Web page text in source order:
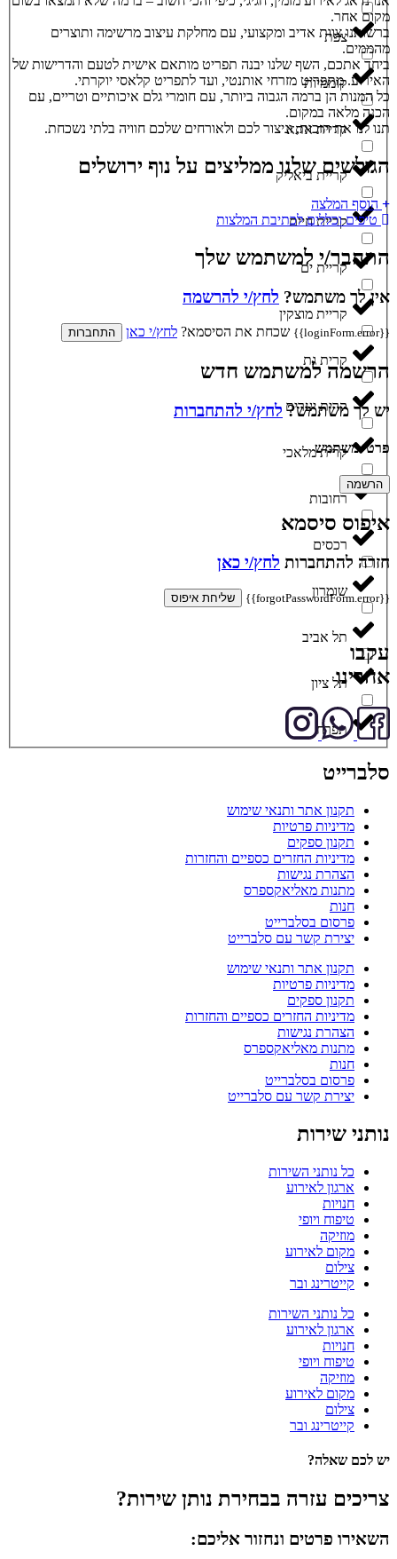
צפת
קוממיות
קריית אתא
קריית ביאליק
קריית חיים
קריית ים
קריית מוצקין
קרית גת
קרית יערים
קרית מלאכי
רחובות
רכסים
שומרון
תל אביב
תל ציון
תפרח
מקום אחר.
ברשותנו צוות אדיב ומקצועי, עם מחלקת עיצוב מרשימה ותוצרים
מהממים.
ביחד אתכם, השף שלנו יבנה תפריט מותאם אישית לטעם והדרישות של
האירוע. מתפריט מזרחי אותנטי, ועד לתפריט קלאסי יוקרתי.
כל המנות הן ברמה הגבוה ביותר, עם חומרי גלם איכותיים וטריים, עם
הכנה מלאה במקום.
תנו לנו את הזכות, וניצור לכם ולאורחים שלכם חוויה בלתי נשכחת.
הגולשים שלנו ממליצים על נוף ירושלים
הוסף המלצה
טיפים וכללים לכתיבת המלצות
התחבר/י למשתמש שלך
אין לך משתמש? לחץ/י להרשמה
{{loginForm.error}} שכחת את הסיסמא? לחץ/י כאן התחברות
הרשמה למשתמש חדש
יש לך משתמש? לחץ/י להתחברות
פרטי משתמש
הרשמה
איפוס סיסמא
חזרה להתחברות לחץ/י כאן
{{forgotPasswordForm.error}} שליחת איפוס
עקבו
אחרינו
סלברייט
תקנון אתר ותנאי שימוש
מדיניות פרטיות
תקנון ספקים
מדיניות החזרים כספיים והחזרות
הצהרת נגישות
מתנות מאליאקספרס
חנות
פרסום בסלברייט
יצירת קשר עם סלברייט
תקנון אתר ותנאי שימוש
מדיניות פרטיות
תקנון ספקים
מדיניות החזרים כספיים והחזרות
הצהרת נגישות
מתנות מאליאקספרס
חנות
פרסום בסלברייט
יצירת קשר עם סלברייט
נותני שירות
כל נותני השירות
ארגון לאירוע
חנויות
טיפוח ויופי
מוזיקה
מקום לאירוע
צילום
קייטרינג ובר
כל נותני השירות
ארגון לאירוע
חנויות
טיפוח ויופי
מוזיקה
מקום לאירוע
צילום
קייטרינג ובר
יש לכם שאלה?
צריכים עזרה בבחירת נותן שירות?
השאירו פרטים ונחזור אליכם: